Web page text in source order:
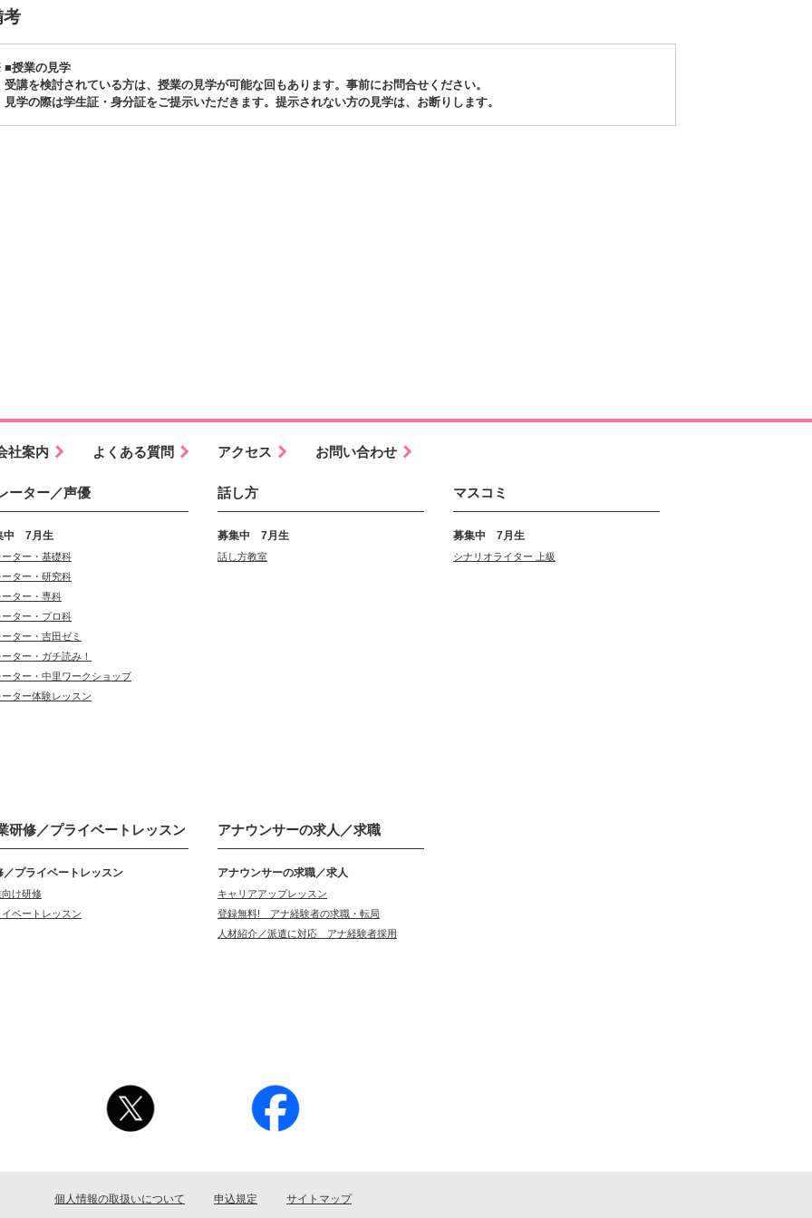
考
■授業の見学
受講を検討されている方は、授業の見学が可能な回もあります。事前にお問合せください。
見学の際は学生証・身分証をご提示いただきます。提示されない方の見学は、お断りします。
社案内 よくある質問 アクセス お問い合わせ
ーター／声優
中 7月生
ーター・基礎科
ーター・研究科
ーター・専科
ーター・プロ科
ター・吉田ゼミ
ター・ガチ読み！
ーター・中里ワークショップ
ター体験レッスン
話し方
募集中 7月生
話し方教室
マスコミ
募集中 7月生
シナリオライター 上級
研修／プライベートレッスン
／プライベートレッスン
向け研修
ベートレッスン
アナウンサーの求人／求職
アナウンサーの求職／求人
キャリアアップレッスン
登録無料! アナ経験者の求職・転局
人材紹介／派遣に対応 アナ経験者採用
個人情報の取扱いについて 申込規定 サイトマップ